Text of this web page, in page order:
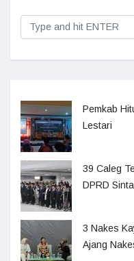
Pemkab
Lestari
39 Caleg
DPRD
3 Nakes
Ajang